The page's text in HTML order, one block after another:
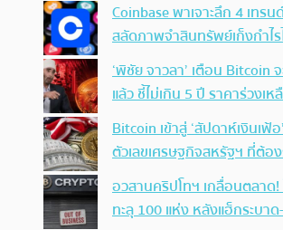
Coinbase พาเจาะลึก 4 เทร
สลัดภาพจำสินทรัพย์เก็งกำไ
‘พิชัย จาวลา’ เตือน Bitcoin
แล้ว ชี้ไม่เกิน 5 ปี ราคาร่วง
Bitcoin เข้าสู่ ‘สัปดาห์เงินเฟ้
ตัวเลขเศรษฐกิจสหรัฐฯ ที่ต้อง
อวสานคริปโทฯ เกลื่อนตลาด
ทะลุ 100 แห่ง หลังแฮ็กระบา